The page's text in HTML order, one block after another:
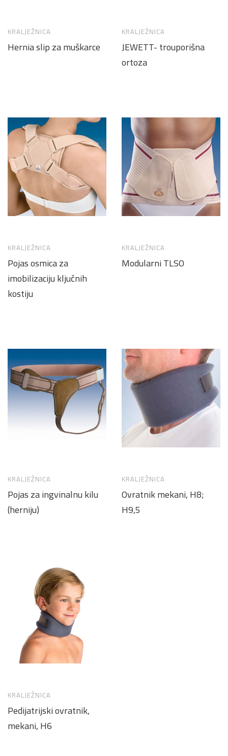
KRALJEŽNICA
Hernia slip za muškarce
KRALJEŽNICA
JEWETT- trouporišna
ortoza
KRALJEŽNICA
Pojas osmica za
imobilizaciju ključnih
kostiju
KRALJEŽNICA
Modularni TLSO
KRALJEŽNICA
Pojas za ingvinalnu kilu
(herniju)
KRALJEŽNICA
Ovratnik mekani, H8;
H9,5
KRALJEŽNICA
Pedijatrijski ovratnik,
mekani, H6